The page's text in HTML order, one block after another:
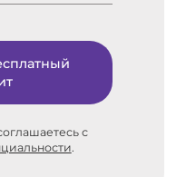
с
.